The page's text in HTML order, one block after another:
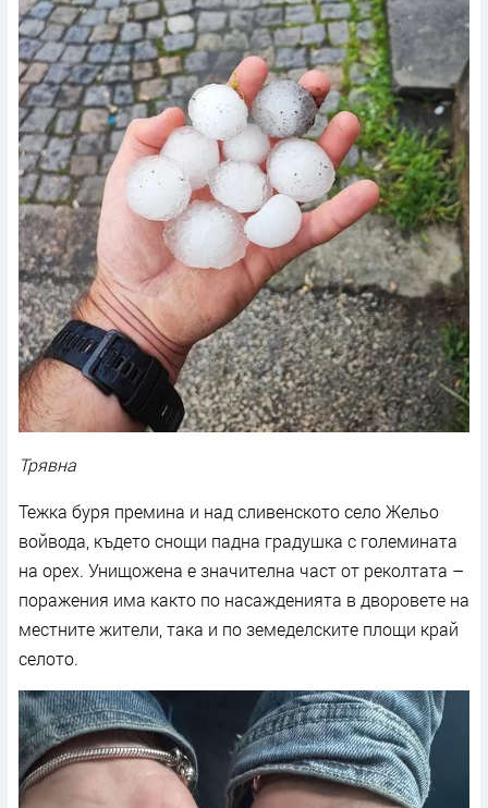
Трявна
Тежка буря премина и над сливенското село Жельо
войвода, където снощи падна градушка с големината
на орех. Унищожена е значителна част от реколтата –
поражения има както по насажденията в дворовете на
местните жители, така и по земеделските площи край
селото.